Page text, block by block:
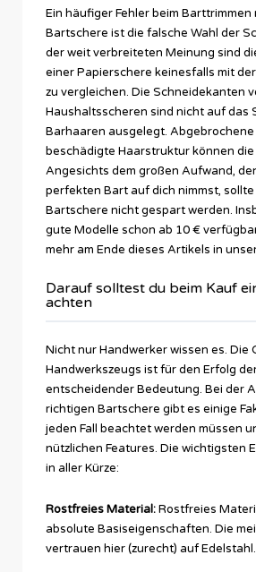
Ein häufiger Fehler beim Barttrimmen
Bartschere ist die falsche Wahl der
der weit verbreiteten Meinung sind
einer Papierschere keinesfalls mit
zu vergleichen. Die Schneidekanten
Haushaltsscheren sind nicht auf das
Barhaaren ausgelegt.
beschädigte Haarstruktur können die
Angesichts dem großen Aufwand,
perfekten Bart auf dich nimmst,
Bartschere nicht gespart werden.
gute Modelle schon ab 10 €
mehr am Ende dieses Artikels in
Darauf solltest du beim Kauf
achten
Nicht nur Handwerker wissen es. Die
Handwerkszeugs ist für den Erfolg
entscheidender Bedeutung. Bei der
richtigen Bartschere gibt es einige
jeden Fall beachtet werden müssen
nützlichen Features. Die wichtigsten
in aller Kürze:
Rostfreies Material:Rostfreies
absolute Basiseigenschaften. Die
vertrauen hier (zurecht) auf Edelstahl.